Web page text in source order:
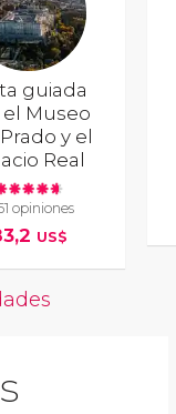
guiada
Museo
y el
Real
opiniones
US$